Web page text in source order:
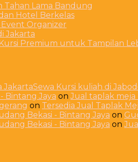
Tahan Lama Bandung
Hotel Berkelas
Organizer
Jakarta
Premium untuk Tampilan
JakartaSewa Kursi kuliah di
Bintang Jaya onJual taplak
on Tersedia Jual Taplak
Bekasi - Bintang Jaya on
Bekasi - Bintang Jaya on